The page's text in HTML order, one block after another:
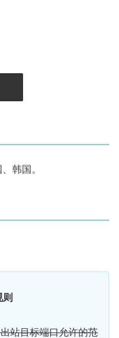
韩国。
站目标端口允许的范